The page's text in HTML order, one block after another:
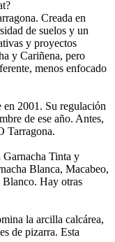
Creada en
de suelos y un
y proyectos
y Cariñena, pero
menos enfocado
2001. Su regulación
de ese año. Antes,
Tarragona.
Garnacha Tinta y
Blanca, Macabeo,
Blanco. Hay otras
la arcilla calcárea,
de pizarra. Esta